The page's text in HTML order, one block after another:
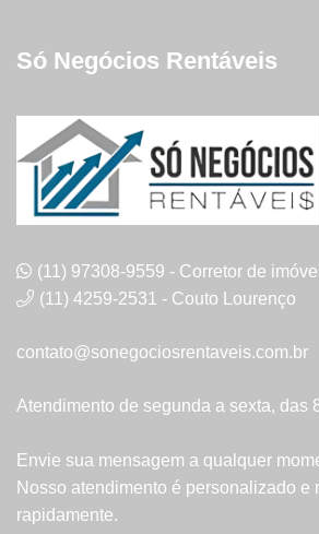
Só Negócios Rentáveis
(11) 97308-9559 - Corretor de
(11) 4259-2531 - Couto Lourenço
contato@sonegociosrentaveis.com.br
Atendimento de segunda a sexta, das
Envie sua mensagem a qualquer
Nosso atendimento é personalizado e
rapidamente.